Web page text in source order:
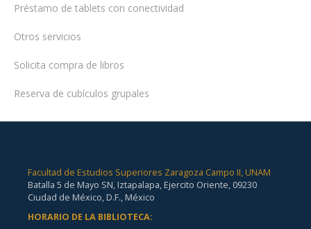
Préstamo de tablets con conectividad
Otros servicios
Solicita compra de libros
Reserva de cubículos grupales
Facultad de Estudios Superiores Zaragoza Campo II, UNAM
Batalla 5 de Mayo SN, Iztapalapa, Ejercito Oriente, 09230
Ciudad de México, D.F., México
HORARIO DE LA BIBLIOTECA: